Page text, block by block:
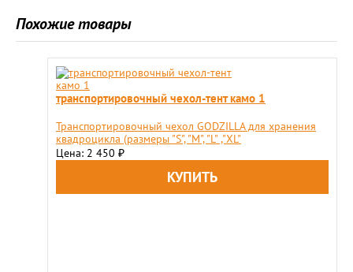
Похожие товары
транспортировочный чехол-тент камо 1
Транспортировочный чехол GODZILLA для хранения
квадроцикла (размеры "S", "М", "L" ,"XL"
Цена: 2 450 ₽